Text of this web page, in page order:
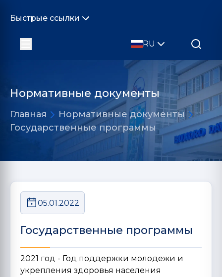
Быстрые ссылки
RU
Нормативные документы
Главная
Нормативные документы
Государственные программы
05.01.2022
Государственные программы
2021 год - Год поддержки молодежи и
укрепления здоровья населения